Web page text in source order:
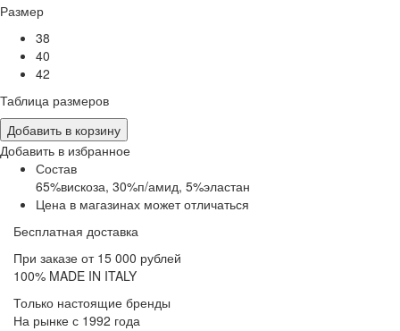
Размер
38
40
42
Таблица размеров
Добавить в корзину
Добавить в избранное
Состав
65%вискоза, 30%п/амид, 5%эластан
Цена в магазинах может отличаться
Бесплатная доставка
При заказе от 15 000 рублей
100% MADE IN ITALY
Только настоящие бренды
На рынке с 1992 года